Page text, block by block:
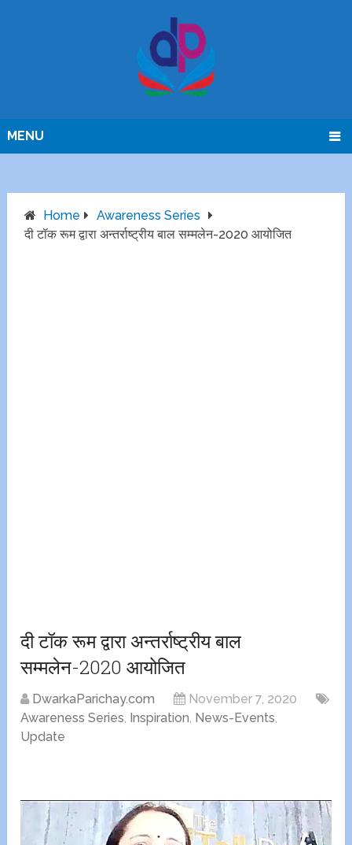
MENU
Home
Awareness Series
दी टॉक रूम द्वारा अन्तर्राष्ट्रीय बाल सम्मलेन-2020 आयोजित
दी टॉक रूम द्वारा अन्तर्राष्ट्रीय बाल
सम्मलेन-2020 आयोजित
DwarkaParichay.com
November 7, 2020
Awareness Series, Inspiration, News-Events,
Update